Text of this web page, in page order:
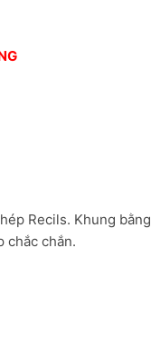
Recils. Khung bằng
chắc chắn.